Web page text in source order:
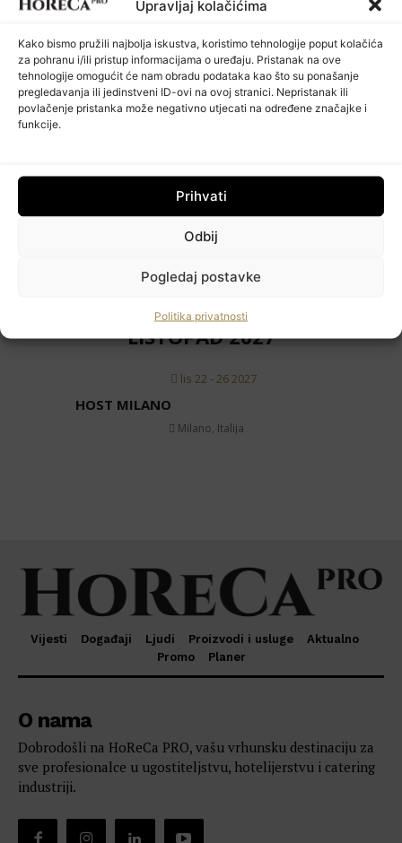
HoReCa PRO
Moj račun
Upravljaj kolačićima
Kako bismo pružili najbolja iskustva, koristimo tehnologije poput kolačića
za pohranu i/ili pristup informacijama o uređaju. Pristanak na ove
tehnologije omogućit će nam obradu podataka kao što su ponašanje
pregledavanja ili jedinstveni ID-ovi na ovoj stranici. Nepristanak ili
povlačenje pristanka može negativno utjecati na određene značajke i
funkcije.
Prihvati
Odbij
Pogledaj postavke
Politika privatnosti
Zagrebački velesajam
STUDENI 2026
stu 10 - 12 2026
VELJAČA 2027
velj 15 - 17 2027
Pordenone, Italija
LISTOPAD 2027
lis 22 - 26 2027
HOST MILANO
Milano, Italija
Vijesti Događaji Ljudi Proizvodi i usluge
Aktualno
Promo
Planer
O nama
Dobrodošli na HoReCa PRO, vašu vrhunsku destinaciju za
sve profesionalce u ugostiteljstvu, hotelijerstvu i catering
industriji.